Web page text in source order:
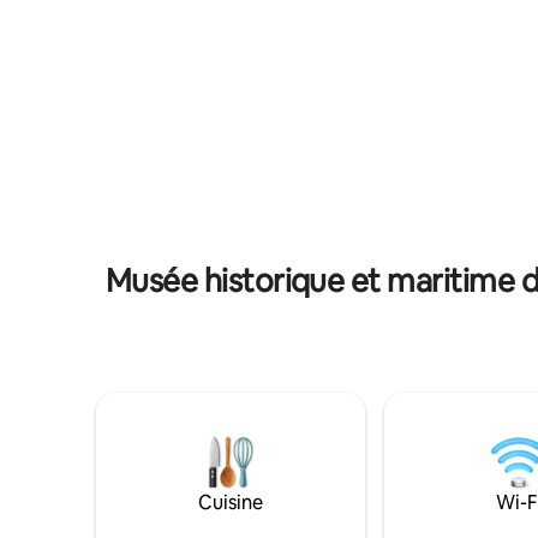
Musée historique et maritime
Cuisine Wi-